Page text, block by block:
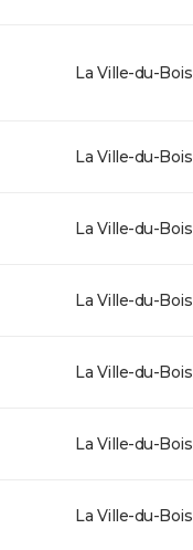
La Ville-du-Bois
La Ville-du-Bois
La Ville-du-Bois
La Ville-du-Bois
La Ville-du-Bois
La Ville-du-Bois
La Ville-du-Bois